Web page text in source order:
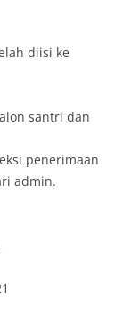
diisi ke
santri dan
penerimaan
admin.